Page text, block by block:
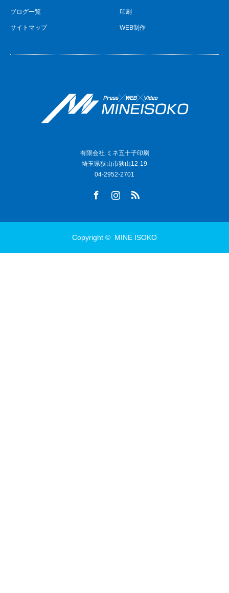
ブログ一覧
サイトマップ
印刷
WEB制作
有限会社 ミネ五十子印刷
埼玉県狭山市狭山12-19
04-2952-2701
Copyright © MINE ISOKO